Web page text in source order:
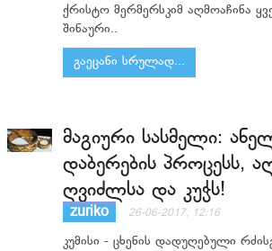
ქრისტო მერმერსკიმ აღმოაჩინა
შინაური..
გაეცანი სრულად...
მაგიური სასმელი:
დაბერების პროცესს,
ღვიძლსა და კუჭს!
zuriko 26-06-2017, 12:16
კუმისი - ცხენის დადუღებული